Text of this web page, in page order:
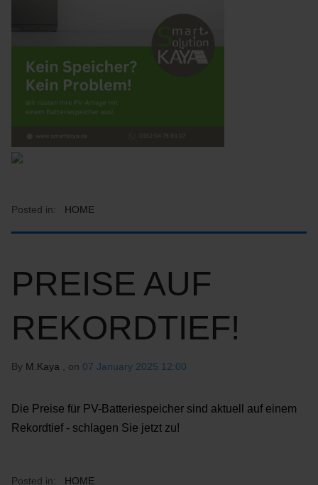
Posted in: HOME
PREISE AUF
REKORDTIEF!
By M.Kaya , on 07 January 2025 12:00
Die Preise für PV-Batteriespeicher sind aktuell auf einem
Rekordtief - schlagen Sie jetzt zu!
Posted in: HOME